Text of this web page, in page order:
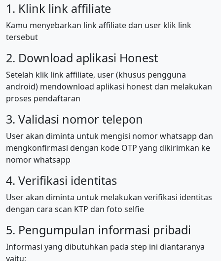
1. Klink link affiliate
Kamu menyebarkan link affiliate dan user klik link
tersebut
2. Download aplikasi Honest
Setelah klik link affiliate, user (khusus pengguna
android) mendownload aplikasi honest dan melakukan
proses pendaftaran
3. Validasi nomor telepon
User akan diminta untuk mengisi nomor whatsapp dan
mengkonfirmasi dengan kode OTP yang dikirimkan ke
nomor whatsapp
4. Verifikasi identitas
User akan diminta untuk melakukan verifikasi identitas
dengan cara scan KTP dan foto selfie
5. Pengumpulan informasi pribadi
Informasi yang dibutuhkan pada step ini diantaranya
yaitu: